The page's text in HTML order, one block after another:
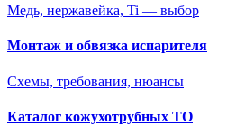
Медь, нержавейка, Ti — выбор
Монтаж и обвязка испарителя
Схемы, требования, нюансы
Каталог кожухотрубных ТО